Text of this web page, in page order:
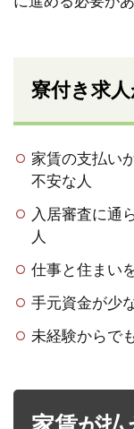
寮付き求
家賃の支払い
不安な人
入居審査に通
人
仕事と住まい
手元資金が少
未経験からで